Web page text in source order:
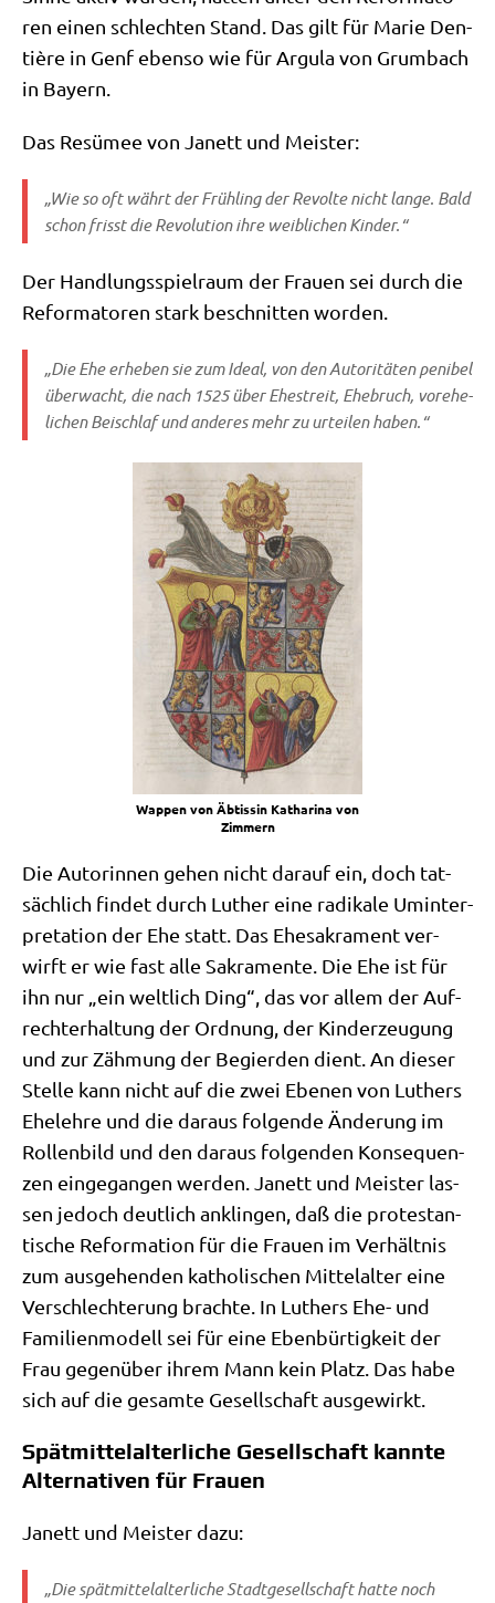
ren einen schlech­ten Stand. Das gilt für Marie Den­
tiè­re in Genf eben­so wie für Argu­la von Grum­bach
in Bayern.
Das Resü­mee von Janett und Meister:
„Wie so oft währt der Früh­ling der Revol­te nicht lan­ge. Bald
schon frisst die Revo­lu­ti­on ihre weib­li­chen Kinder.“
Der Hand­lungs­spiel­raum der Frau­en sei durch die
Refor­ma­to­ren stark beschnit­ten worden.
„Die Ehe erhe­ben sie zum Ide­al, von den Auto­ri­tä­ten peni­bel
über­wacht, die nach 1525 über Ehe­streit, Ehe­bruch, vor­ehe­
li­chen Bei­schlaf und ande­res mehr zu urtei­len haben.“
Wap­pen von Äbtis­sin Katha­ri­na von
Zimmern
Die Autorin­nen gehen nicht dar­auf ein, doch tat­
säch­lich fin­det durch Luther eine radi­ka­le Umin­ter­
pre­ta­ti­on der Ehe statt. Das Ehe­sa­kra­ment ver­
wirft er wie fast alle Sakra­men­te. Die Ehe ist für
ihn nur „ein welt­lich Ding“, das vor allem der Auf­
recht­erhal­tung der Ord­nung, der Kin­der­zeu­gung
und zur Zäh­mung der Begier­den dient. An die­ser
Stel­le kann nicht auf die zwei Ebe­nen von Luthers
Ehe­leh­re und die dar­aus fol­gen­de Ände­rung im
Rol­len­bild und den dar­aus fol­gen­den Kon­se­quen­
zen ein­ge­gan­gen wer­den. Janett und Mei­ster las­
sen jedoch deut­lich anklin­gen, daß die pro­te­stan­
ti­sche Refor­ma­ti­on für die Frau­en im Ver­hält­nis
zum aus­ge­hen­den katho­li­schen Mit­tel­al­ter eine
Ver­schlech­te­rung brach­te. In Luthers Ehe- und
Fami­li­en­mo­dell sei für eine Eben­bür­tig­keit der
Frau gegen­über ihrem Mann kein Platz. Das habe
sich auf die gesam­te Gesell­schaft ausgewirkt.
Spätmittelalterliche Gesellschaft kannte
Alternativen für Frauen
Janett und Mei­ster dazu:
„Die spät­mit­tel­al­ter­li­che Stadt­ge­sell­schaft hat­te noch